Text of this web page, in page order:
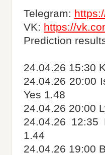
Telegram:
VK: https://
Prediction
24.04.26 15:30
24.04.26 20:00
Yes 1.48
24.04.26 20:00
24.04.26
1.44
24.04.26 19:00